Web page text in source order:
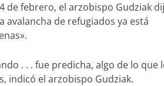
de febrero, el arzobispo Gudziak
de refugiados ya está
. . . fue predicha, algo de lo que
indicó el arzobispo Gudziak.